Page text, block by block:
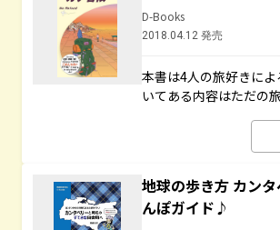
D-Books
2018.04.12 発売
本書は4人の旅好きに
いてある内容はただの
地球の歩き方 カン
んぽガイド♪